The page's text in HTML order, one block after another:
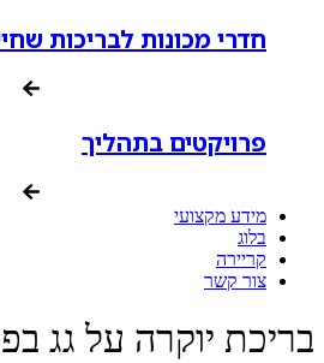
חדרי מכונות לבריכות
פרויקטים בתהליך
מידע מקצועי
בלוג
קריירה
צור קשר
בריכת יוקרה על גג